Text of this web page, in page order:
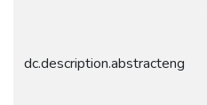
dc.description.abstracteng